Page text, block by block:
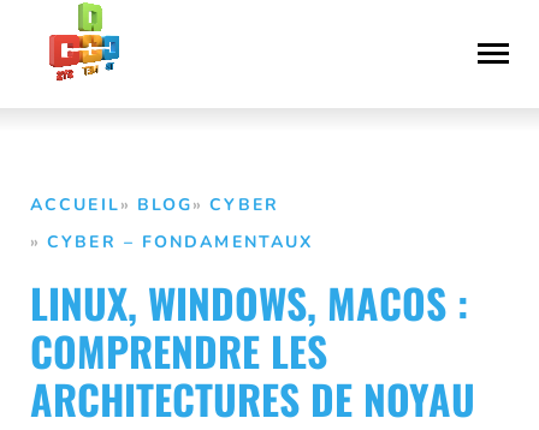
Aller
contenu
Déclaration
d’accessibilité
ACCUEIL BLOG
CYBER
CYBER – FONDAMENTAUX
LINUX, WINDOWS, MACOS :
COMPRENDRE LES
ARCHITECTURES DE NOYAU